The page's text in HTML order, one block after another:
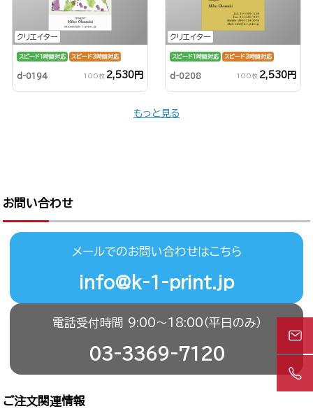
クリエイター
スピード1時間対応 スピード3時間対応
d-0194 100枚 2,530円
クリエイター
スピード1時間対応 スピード3時間対応
d-0208 100枚 2,530円
もっと見る
お問い合わせ
メールでのお問い合わせはこちら
info@k-1-print.jp
電話受付時間 9:00〜18:00（平日のみ）
03-3369-7120
ご注文関連情報